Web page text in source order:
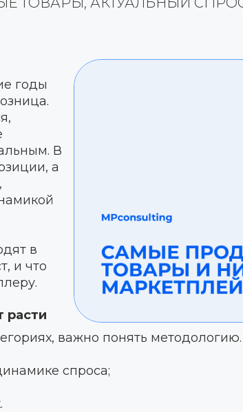
годы
В
а
в
и что
важно понять
спроса;
расти